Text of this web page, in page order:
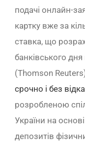
подачі онлайн-
картку вже за
ставка, що
банківського
(Thomson
срочно і без
розробленою
України на
депозитів